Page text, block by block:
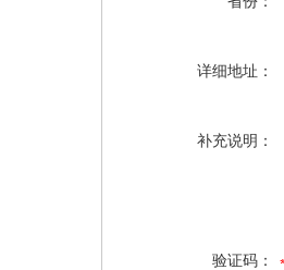
详细地址：
补充说明：
验证码：